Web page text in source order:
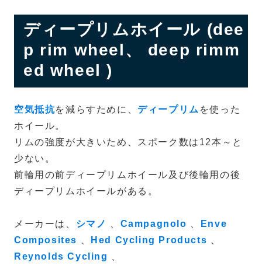
ディープリムホイール (dee
p rim wheel、 deep rimm
ed wheel )
空気抵抗を減らすために、ディープリム を使った
ホイール。
リムの強度が大きいため、スポーク数は12本～と
少ない。
前輪用の前ディープリムホイール及び後輪用の後
ディープリムホイールがある。
メーカーは、 シマノ Campagnolo
Enve
Composites
Hed Cycling Products
Reynolds Cycling